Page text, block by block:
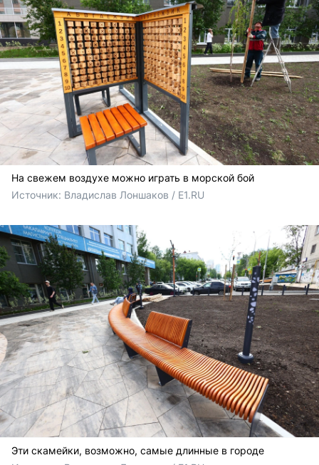
На свежем воздухе можно играть в морской бой
Источник: Владислав Лоншаков / E1.RU
Эти скамейки, возможно, самые длинные в городе